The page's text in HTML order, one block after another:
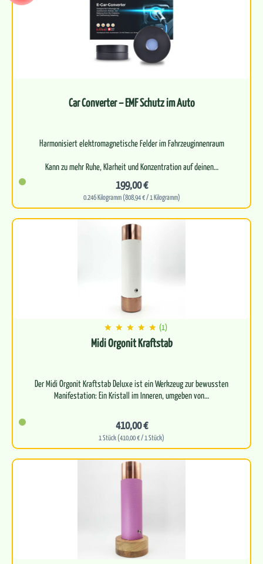
Car Converter – EMF Schutz im Auto
Harmonisiert elektromagnetische Felder im Fahrzeuginnenraum
Kann zu mehr Ruhe, Klarheit und Konzentration auf deinen…
199,00 €
0.246 Kilogramm (808,94 € / 1 Kilogramm)
(1)
Midi Orgonit Kraftstab
Der Midi Orgonit Kraftstab Deluxe ist ein Werkzeug zur bewussten
410,00 €
1 Stück (410,00 € / 1 Stück)